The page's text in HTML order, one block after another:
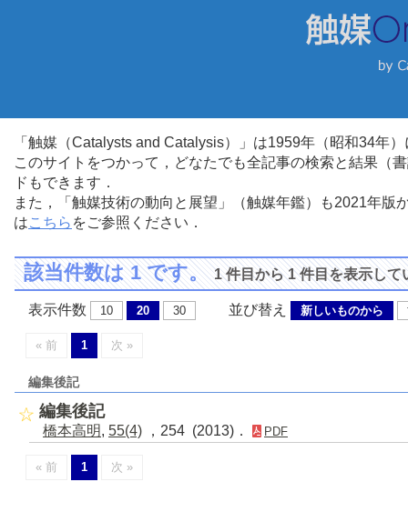
「触媒（Catalysts and Catalysis）」は1959年（昭和34年
このサイトをつかって，どなたでも全記事の検索と結果（
ドもできます．
また，「触媒技術の動向と展望」（触媒年鑑）も2021年
はこちら をご参照ください．
該当件数は 1 です。1 件目から 1 件目を表示して
表示件数 10 20 30 並び替え 新しいものから
« 前 1 次 »
編集後記
編集後記
橋本高明, 55(4) ，254 (2013)． PDF
« 前 1 次 »